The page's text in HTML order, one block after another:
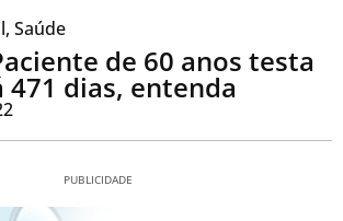
, Saúde
de 60 anos testa
dias, entenda
PUBLICIDADE